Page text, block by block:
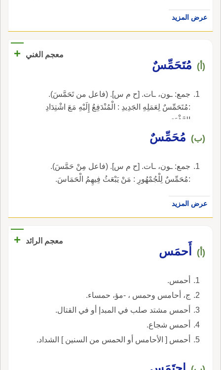
عرض المزيد
معجم الغني +
(أ) مُتَحَمِّسٌ
جمع: ـون، ـات. [ح م س]. (فاعل من تَحَمَّسَ).
:مُتَحَمِّسٌ لِعَمَلِهِ الجَدِيدِ : الْمُنْدَفِعُ إِلَيْهِ مَعَ اشْتِدَادِ
الرَّغْبَةِ.
(ب) مُحَمِّسٌ
جمع: ـون، ـات. [ح م س]. (فاعل مِنْ حَمَّسَ).
:مُحَمِّسٌ لِلْجُمْهُورِ : مَنْ يَبْعَثُ فِيهِمُ الْحَمَاسَ.
عرض المزيد
معجم الرائد +
(أ) أَحمَس
أحمس.
ج، أحامس وحمس ، -مؤ، حمساء.
أحمس مشتد صلب في المبدإ أو في القتال.
أحمس شجاع.
أحمس [ الأحامس أو الحمس من السنين ] الشداد.